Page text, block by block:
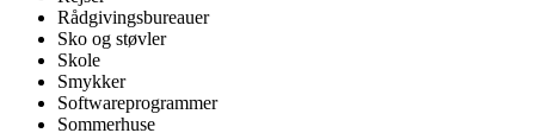
Rådgivingsbureauer
Sko og støvler
Skole
Smykker
Softwareprogrammer
Sommerhuse